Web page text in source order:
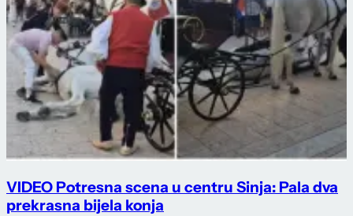
VIDEO Potresna scena u centru Sinja: Pala dva
prekrasna bijela konja